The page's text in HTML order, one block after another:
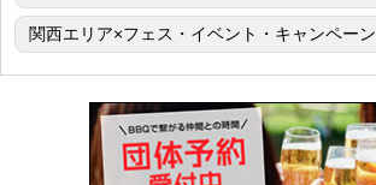
関西エリア×フェス・イベント・キャンペーン